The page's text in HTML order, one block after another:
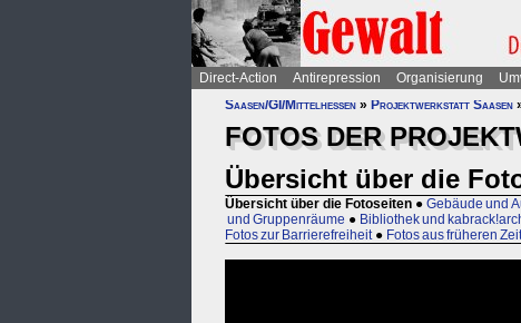
Direct-Action Antirepression Organisierung
Saasen/GI/Mittelhessen » Projektwerkstatt Saasen
FOTOS DER
Übersicht über die
Übersicht über die Fotoseiten ● Gebäude und
und Gruppenräume ● Bibliothek und
Fotos zur Barrierefreiheit ● Fotos aus früheren